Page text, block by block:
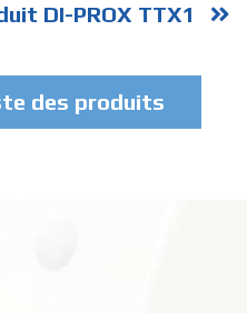
DI-PROX TTX1
des produits